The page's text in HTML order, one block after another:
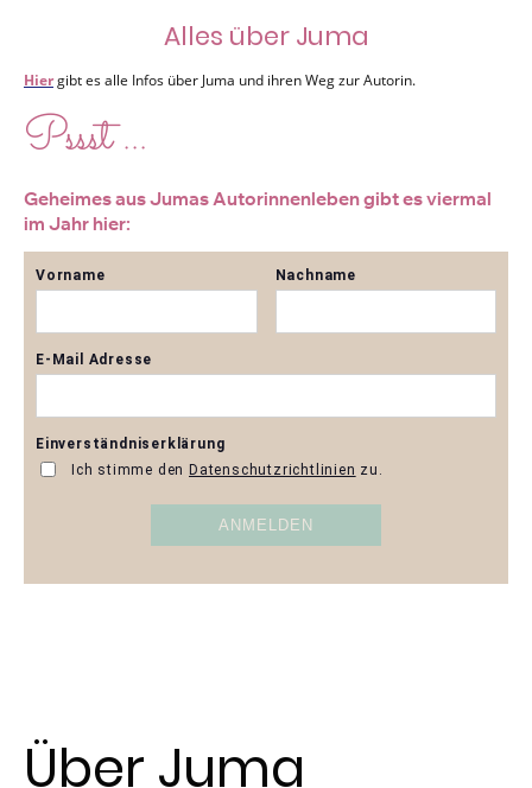
Alles über Juma
Hiergibt es alle Infos über Juma und ihren Weg zur Autorin.
Pssst ...
Geheimes aus Jumas Autorinnenleben gibt es viermal
im Jahr hier:
Über Juma